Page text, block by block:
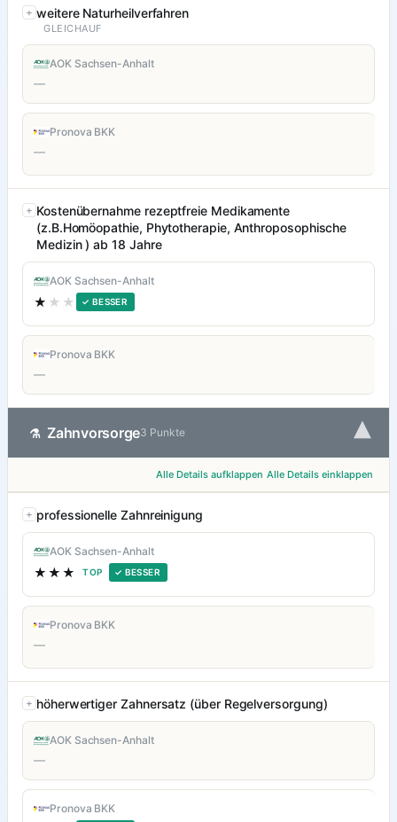
weitere Naturheilverfahren
GLEICHAUF
AOK Sachsen-Anhalt
—
Pronova BKK
—
Kostenübernahme rezeptfreie Medikamente
(z.B.Homöopathie, Phytotherapie, Anthroposophische
Medizin ) ab 18 Jahre
AOK Sachsen-Anhalt
★ ★★ ✓ BESSER
Pronova BKK
—
⚗ Zahnvorsorge3 Punkte ▾
Alle Details aufklappen Alle Details einklappen
professionelle Zahnreinigung
AOK Sachsen-Anhalt
★★★ TOP ✓ BESSER
Pronova BKK
—
höherwertiger Zahnersatz (über Regelversorgung)
AOK Sachsen-Anhalt
—
Pronova BKK